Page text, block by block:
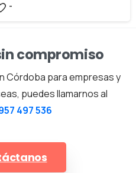
-
compromiso
Córdoba para empresas y
puedes llamarnos al
497 536